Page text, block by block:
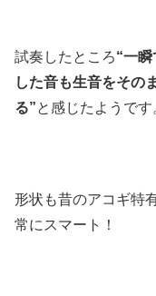
試奏したところ“一
した音も生音をその
る”と感じたようです
形状も昔のアコギ特
常にスマート！